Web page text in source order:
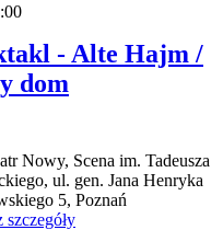
- Alte Hajm /
dom
Nowy, Scena im. Tadeusza
ul. gen. Jana Henryka
5, Poznań
szczegóły